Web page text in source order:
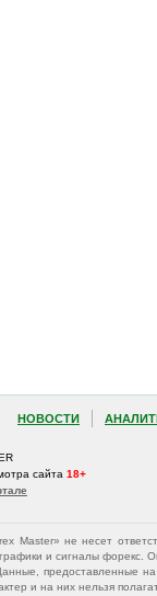
НОВОСТИ
сайта 18+
Master» не несет
и сигналы
предоставленные
и на них нельзя